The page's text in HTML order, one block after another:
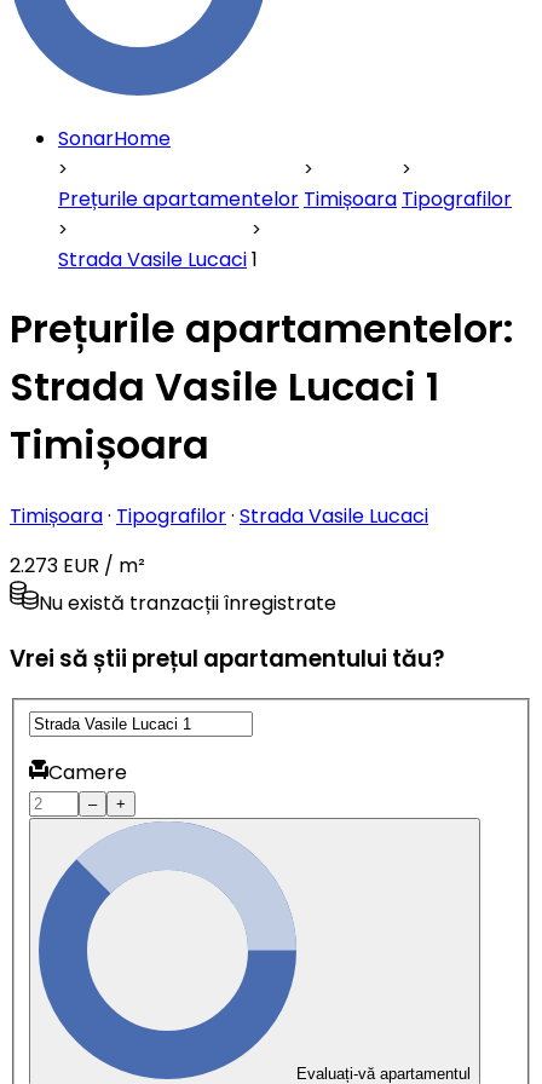
SonarHome
Prețurile apartamentelor Timișoara Tipografilor
Strada Vasile Lucaci1
Prețurile apartamentelor:
Strada Vasile Lucaci 1
Timișoara
Timișoara· Tipografilor· Strada Vasile Lucaci
2.273 EUR / m²
Nu există tranzacții înregistrate
Vrei să știi prețul apartamentului tău?
Camere
– +
Evaluați-vă apartamentul